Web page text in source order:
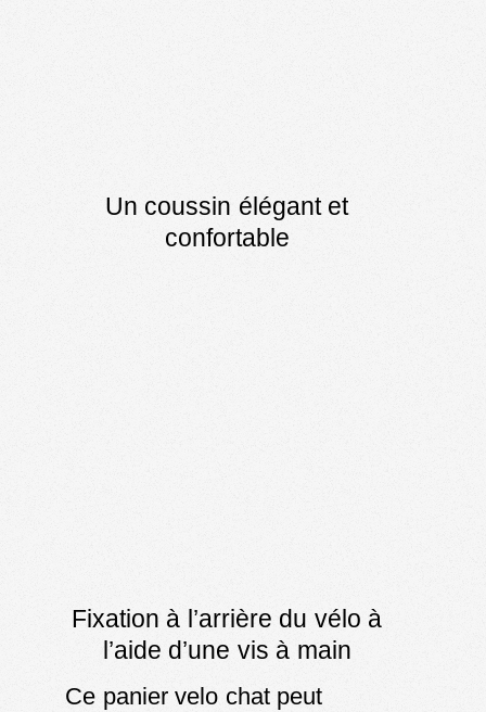
Un coussin élégant et
confortable
Fixation à l’arrière du vélo à
l’aide d’une vis à main
Ce panier velo chat peut